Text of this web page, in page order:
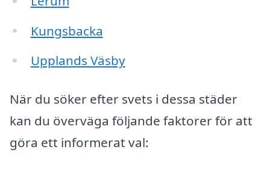
Kungsbacka
Upplands Väsby
När du söker efter svets i dessa städer
kan du överväga följande faktorer för att
göra ett informerat val: